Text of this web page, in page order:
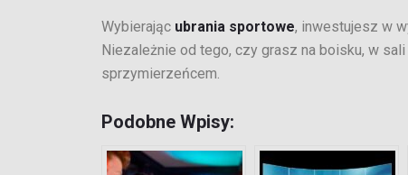
Wybierając ubrania sportowe, inwestujesz w
Niezależnie od tego, czy grasz na boisku, w
sprzymierzeńcem.
Podobne Wpisy: